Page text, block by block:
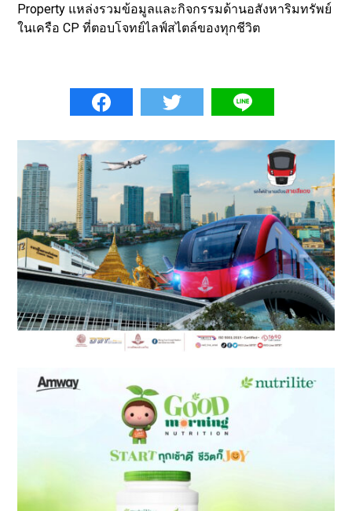
Property แหล่งรวมข้อมูลและกิจกรรมด้านอสังหาริมทรัพย์
ในเครือ CP ที่ตอบโจทย์ไลฟ์สไตล์ของทุกชีวิต